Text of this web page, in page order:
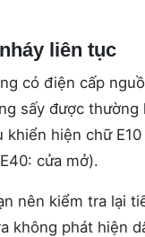
liên tục
có điện cấp
sấy được thường
hiện chữ
cửa mở).
nên kiểm tra lại
không phát hiện